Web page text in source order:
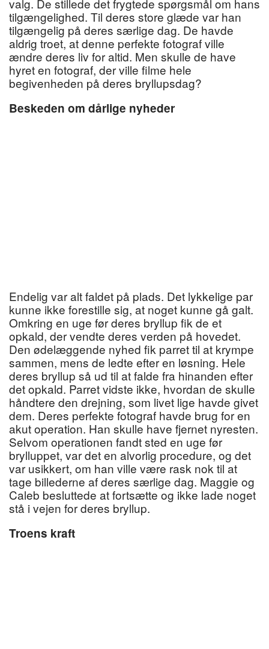
valg. De stillede det frygtede spørgsmål om hans
tilgængelighed. Til deres store glæde var han
tilgængelig på deres særlige dag. De havde
aldrig troet, at denne perfekte fotograf ville
ændre deres liv for altid. Men skulle de have
hyret en fotograf, der ville filme hele
begivenheden på deres bryllupsdag?
Beskeden om dårlige nyheder
Endelig var alt faldet på plads. Det lykkelige par
kunne ikke forestille sig, at noget kunne gå galt.
Omkring en uge før deres bryllup fik de et
opkald, der vendte deres verden på hovedet.
Den ødelæggende nyhed fik parret til at krympe
sammen, mens de ledte efter en løsning. Hele
deres bryllup så ud til at falde fra hinanden efter
det opkald. Parret vidste ikke, hvordan de skulle
håndtere den drejning, som livet lige havde givet
dem. Deres perfekte fotograf havde brug for en
akut operation. Han skulle have fjernet nyresten.
Selvom operationen fandt sted en uge før
brylluppet, var det en alvorlig procedure, og det
var usikkert, om han ville være rask nok til at
tage billederne af deres særlige dag. Maggie og
Caleb besluttede at fortsætte og ikke lade noget
stå i vejen for deres bryllup.
Troens kraft